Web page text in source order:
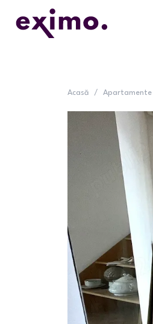
Acasă / Apartamente